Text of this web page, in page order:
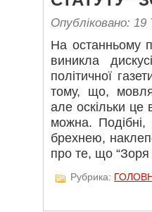
Опубліковано: 19
На останньому
виникла
політичної
тому, що,
але оскільки це
можна.
брехнею,
про те, що
Рубрика: